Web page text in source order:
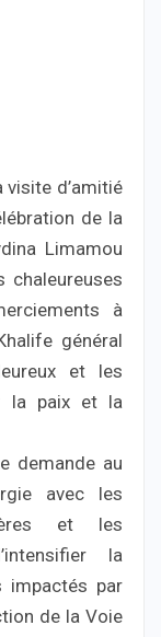
d’amitié
de la
Limamou
chaleureuses
à
général
et les
la paix et la
demande au
avec les
et les
la
impactés par
de la Voie